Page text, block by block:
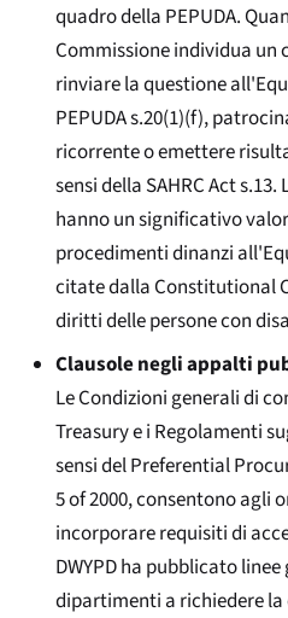
quadro della PEPUDA.
Commissione individua un
rinviare la questione all'
PEPUDA s.20(1)(f),
ricorrente o emettere
sensi della SAHRC Act
hanno un significativo
procedimenti dinanzi all'
citate dallaConstitutional
diritti delle persone con
Clausole negli appalti
Le Condizioni generali di
Treasury e i Regolamenti
sensi delPreferential
5 of 2000, consentono agli
incorporare requisiti di
DWYPD ha pubblicato
dipartimenti a richiedere la